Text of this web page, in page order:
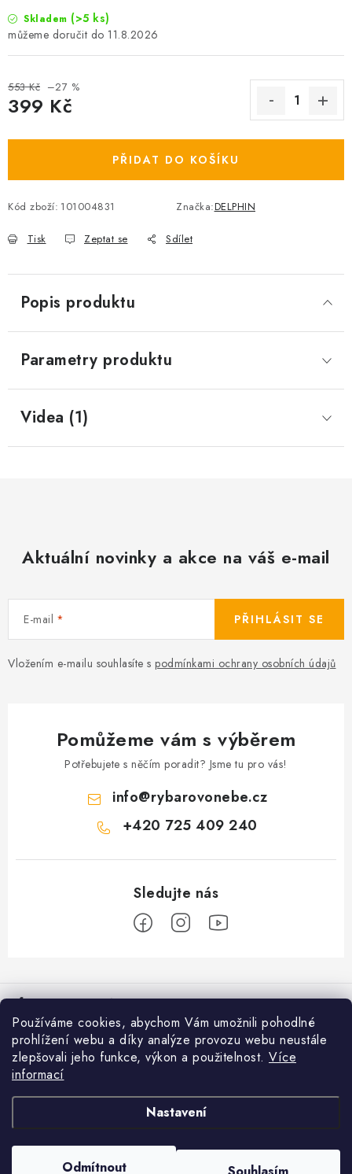
Používáme cookies, abychom Vám umožnili pohodlné
prohlížení webu a díky analýze provozu webu neustále
zlepšovali jeho funkce, výkon a použitelnost. Více
informací
Nastavení
Odmítnout
Skladem (>5 ks)
11.8.2026
553 Kč –27 %
399 Kč
PŘIDAT DO KOŠÍKU
Kód zboží: 101004831 Značka:DELPHIN
Tisk Zeptat se Sdílet
Popis produktu
Parametry produktu
Videa (1)
Aktuální novinky a akce na váš e-mail
E-mail
Vložením e-mailu souhlasíte s podmínkami ochrany osobních údajů
PŘIHLÁSIT SE
Pomůžeme vám s výběrem
Potřebujete s něčím poradit? Jsme tu pro vás!
info@rybarovonebe.cz
+420 725 409 240
á
p Informace pro vás
Věrnostní program
Doprava a platba
Prodejna Moravské Budějovice
Obchodní podmínky
GDPR
Facebook
Přijímáme online platby
Nákupní košík